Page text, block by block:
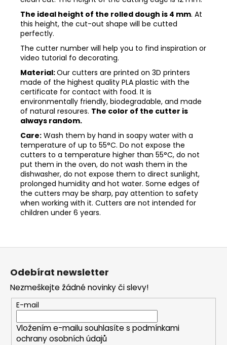
The ideal height of the rolled dough is 4 mm. At
this height, the cut-out shape will be cutted
perfectly.
The cutter number will help you to find inspiration or
video tutorial fo decorating.
Material:Our cutters are printed on 3D printers
made of the highest quality PLA plastic with the
certificate for contact with food. It is
environmentally friendly, biodegradable, and made
of natural resoures. The color of the cutter is
always random.
Care: Wash them by hand in soapy water with a
temperature of up to 55°C. Do not expose the
cutters to a temperature higher than 55°C, do not
put them in the oven, do not wash them in the
dishwasher, do not expose them to direct sunlight,
prolonged humidity and hot water. Some edges of
the cutters may be sharp, pay attention to safety
when working with it. Cutters are not intended for
children under 6 years.
Z
Odebírat newsletter
Nezmeškejte žádné novinky či slevy!
E-mail
Vložením e-mailu souhlasíte s podmínkami
ochrany osobních údajů